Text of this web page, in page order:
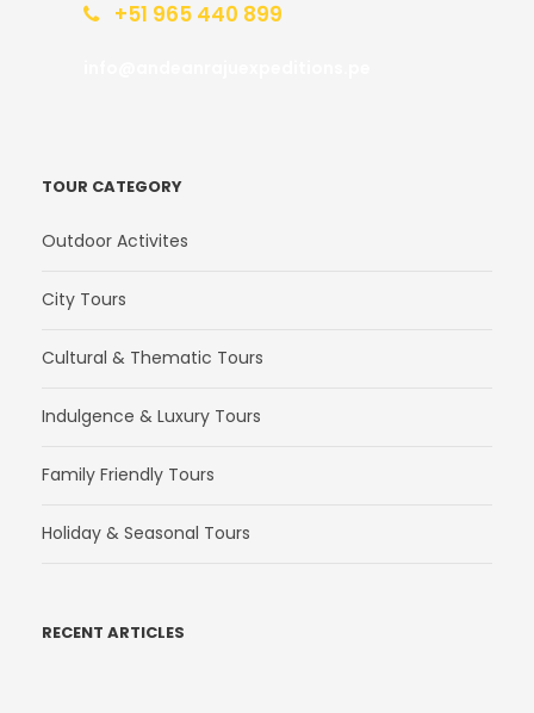
+51 965 440 899
TOUR CATEGORY
Outdoor Activites
City Tours
Cultural & Thematic Tours
Indulgence & Luxury Tours
Family Friendly Tours
Holiday & Seasonal Tours
RECENT ARTICLES